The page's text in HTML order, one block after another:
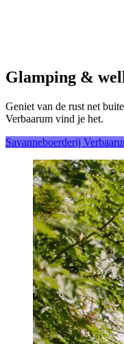
Glamping &
Geniet van de rust net
Verbaarum vind je het.
Savanneboerderij